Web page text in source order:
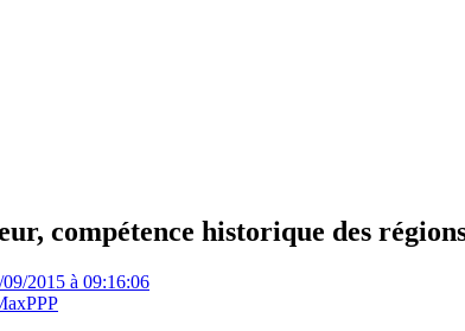
compétence historique des
2015 à 09:16:06